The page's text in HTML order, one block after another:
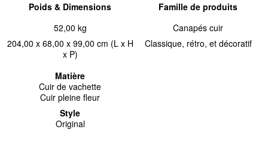
Poids & Dimensions
52,00 kg
204,00 x 68,00 x 99,00 cm (L x H
x P)
Matière
Cuir de vachette
Cuir pleine fleur
Style
Original
Famille de produits
Canapés cuir
Classique, rétro, et décoratif